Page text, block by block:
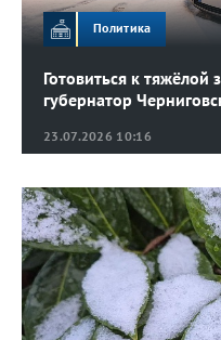
23.07.2026 10:16
Готовиться к
губернатор
Политика